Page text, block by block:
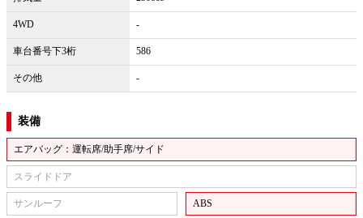
4WD -
車台番号下3桁 586
その他 -
装備
エアバッグ：運転席/助手席/サイド
スライドドア
サンルーフ ABS